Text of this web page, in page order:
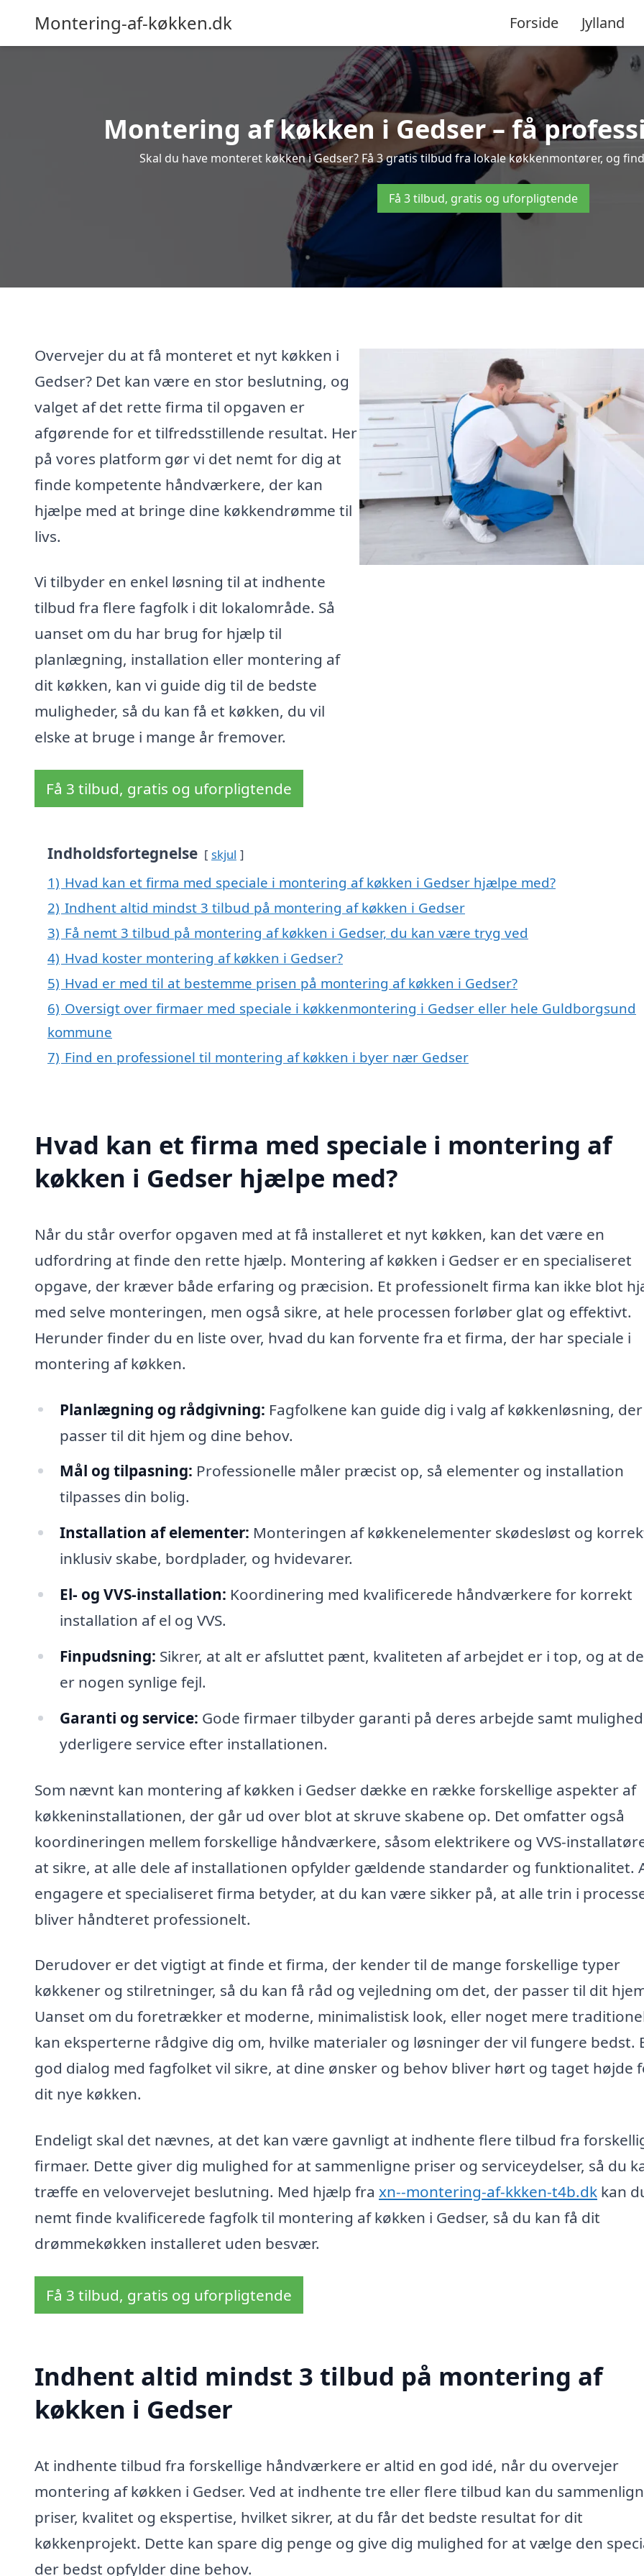
Montering-af-køkken.dk Forside Jylland
Montering af køkken i Gedser – få
Skal du have monteret køkken i Gedser? Få 3 gratis tilbud fra lokale køkkenmontører, og
Få 3 tilbud, gratis og uforpligtende
Overvejer du at få monteret et nyt køkken i
Gedser? Det kan være en stor beslutning, og
valget af det rette firma til opgaven er
afgørende for et tilfredsstillende resultat. Her
på vores platform gør vi det nemt for dig at
finde kompetente håndværkere, der kan
hjælpe med at bringe dine køkkendrømme til
livs.
Vi tilbyder en enkel løsning til at indhente
tilbud fra flere fagfolk i dit lokalområde. Så
uanset om du har brug for hjælp til
planlægning, installation eller montering af
dit køkken, kan vi guide dig til de bedste
muligheder, så du kan få et køkken, du vil
elske at bruge i mange år fremover.
Få 3 tilbud, gratis og uforpligtende
Indholdsfortegnelse skjul
1) Hvad kan et firma med speciale i montering af køkken i Gedser hjælpe med?
2) Indhent altid mindst 3 tilbud på montering af køkken i Gedser
3) Få nemt 3 tilbud på montering af køkken i Gedser, du kan være tryg ved
4) Hvad koster montering af køkken i Gedser?
5) Hvad er med til at bestemme prisen på montering af køkken i Gedser?
6) Oversigt over firmaer med speciale i køkkenmontering i Gedser eller hele Guldborgsund
kommune
7) Find en professionel til montering af køkken i byer nær Gedser
Hvad kan et firma med speciale i montering af
køkken i Gedser hjælpe med?
Når du står overfor opgaven med at få installeret et nyt køkken, kan det være en
udfordring at finde den rette hjælp. Montering af køkken i Gedser er en specialiseret
opgave, der kræver både erfaring og præcision. Et professionelt firma kan ikke blot
med selve monteringen, men også sikre, at hele processen forløber glat og effektivt.
Herunder finder du en liste over, hvad du kan forvente fra et firma, der har speciale i
montering af køkken.
Planlægning og rådgivning: Fagfolkene kan guide dig i valg af køkkenløsning, der
passer til dit hjem og dine behov.
Mål og tilpasning: Professionelle måler præcist op, så elementer og installation
tilpasses din bolig.
Installation af elementer: Monteringen af køkkenelementer skødesløst og
inklusiv skabe, bordplader, og hvidevarer.
El- og VVS-installation: Koordinering med kvalificerede håndværkere for korrekt
installation af el og VVS.
Finpudsning: Sikrer, at alt er afsluttet pænt, kvaliteten af arbejdet er i top, og at
er nogen synlige fejl.
Garanti og service: Gode firmaer tilbyder garanti på deres arbejde samt
yderligere service efter installationen.
Som nævnt kan montering af køkken i Gedser dække en række forskellige aspekter af
køkkeninstallationen, der går ud over blot at skruve skabene op. Det omfatter også
koordineringen mellem forskellige håndværkere, såsom elektrikere og VVS-
at sikre, at alle dele af installationen opfylder gældende standarder og funktionalitet.
engagere et specialiseret firma betyder, at du kan være sikker på, at alle trin i
bliver håndteret professionelt.
Derudover er det vigtigt at finde et firma, der kender til de mange forskellige typer
køkkener og stilretninger, så du kan få råd og vejledning om det, der passer til dit
Uanset om du foretrækker et moderne, minimalistisk look, eller noget mere
kan eksperterne rådgive dig om, hvilke materialer og løsninger der vil fungere bedst.
god dialog med fagfolket vil sikre, at dine ønsker og behov bliver hørt og taget højde
dit nye køkken.
Endeligt skal det nævnes, at det kan være gavnligt at indhente flere tilbud fra
firmaer. Dette giver dig mulighed for at sammenligne priser og serviceydelser, så du
træffe en velovervejet beslutning. Med hjælp fra xn--montering-af-kkken-t4b.dk kan
nemt finde kvalificerede fagfolk til montering af køkken i Gedser, så du kan få dit
drømmekøkken installeret uden besvær.
Få 3 tilbud, gratis og uforpligtende
Indhent altid mindst 3 tilbud på montering af
køkken i Gedser
At indhente tilbud fra forskellige håndværkere er altid en god idé, når du overvejer
montering af køkken i Gedser. Ved at indhente tre eller flere tilbud kan du
priser, kvalitet og ekspertise, hvilket sikrer, at du får det bedste resultat for dit
køkkenprojekt. Dette kan spare dig penge og give dig mulighed for at vælge den
der bedst opfylder dine behov.